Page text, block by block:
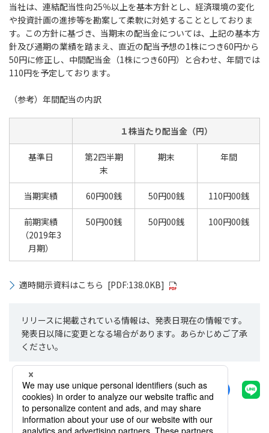
当社は、連結配当性向25％以上を基本方針とし、経済環境の変化
や投資計画の進捗等を勘案して柔軟に対処することとしておりま
す。この方針に基づき、当期末の配当金については、上記の基本方
針及び通期の業績を踏まえ、直近の配当予想の1株につき60円から
50円に修正し、中間配当金（1株につき60円）と合わせ、年間では
110円を予定しております。
（参考）年間配当の内訳
１株当たり配当金（円）
基準日
第2四半期
末
期末 年間
当期実績 60円00銭 50円00銭 110円00銭
前期実績
（2019年3
月期）
50円00銭 50円00銭 100円00銭
適時開示資料はこちら [PDF:138.0KB]
リリースに掲載されている情報は、発表日現在の情報です。
発表日以降に変更となる場合があります。あらかじめご了承
ください。
シェアする
一覧へ戻る